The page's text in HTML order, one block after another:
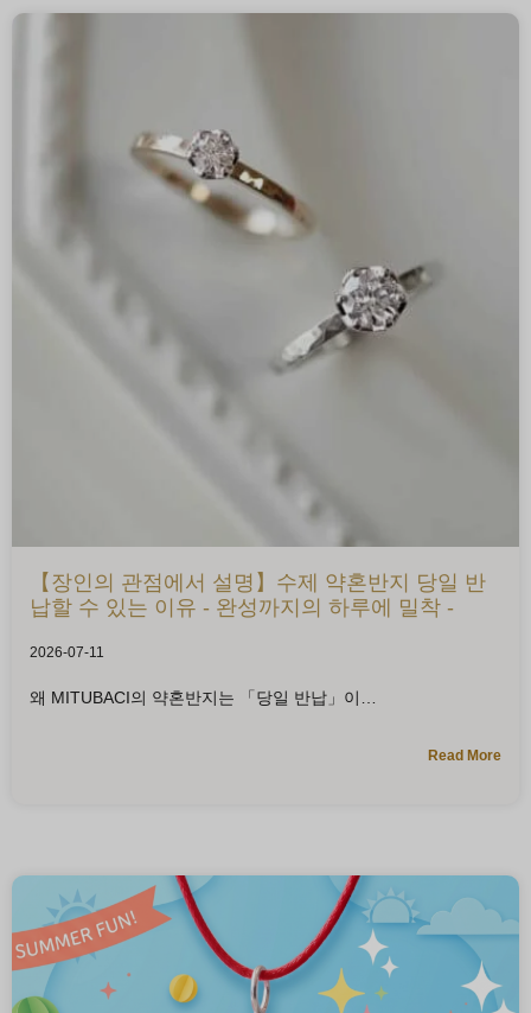
【장인의 관점에서 설명】수제 약혼반지 당일 반
납할 수 있는 이유 - 완성까지의 하루에 밀착 -
2026-07-11
왜 MITUBACI의 약혼반지는 「당일 반납」이
Read More